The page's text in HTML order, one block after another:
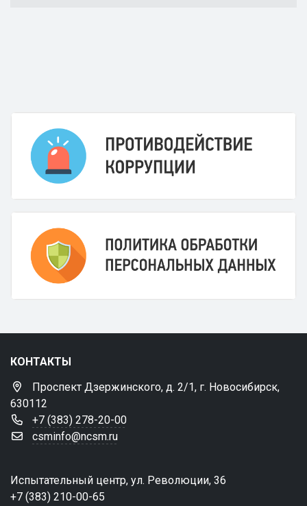
КОНТАКТЫ
Проспект Дзержинского, д. 2/1, г. Новосибирск,
630112
+7 (383) 278-20-00
csminfo@ncsm.ru
Испытательный центр, ул. Революции, 36
+7 (383) 210-00-65